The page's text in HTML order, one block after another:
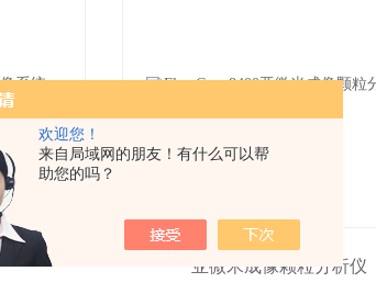
欢迎您！
来自局域网的朋友！有什么可以帮
助您的吗？
亚微米成像颗粒分析仪